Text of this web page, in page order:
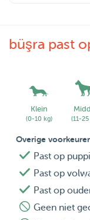
büşra past
Klein
(0-10 kg) (11-
Overige
Past op
Past op
Past op
Geen niet